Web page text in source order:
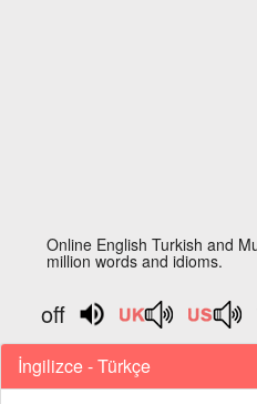
Online English Turkish and
million words and idioms.
off
İngilizce - Türkçe